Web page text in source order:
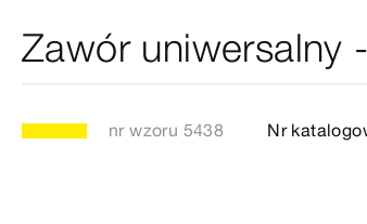
Zawór uniwersalny
nr wzoru 5438 Nr